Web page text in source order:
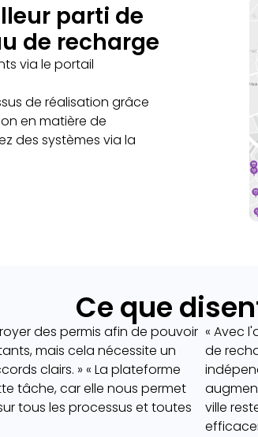
parti de
de recharge
via le portail
de réalisation grâce
en matière de
des systèmes via la
Ce que
des permis afin de pouvoir
mais cela nécessite un
clairs. » « La plateforme
tâche, car elle nous permet
tous les processus et toutes
« Avec
de
ville